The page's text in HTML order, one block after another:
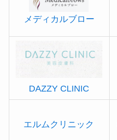
メディカルブロー
DAZZY CLINIC
エルムクリニック